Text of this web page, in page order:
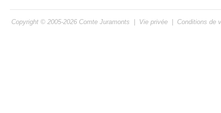
Copyright © 2005-2026 Comte Juramonts Vie privée Conditions de